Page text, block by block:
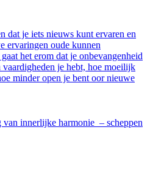
dat je iets nieuws kunt ervaren en
ervaringen oude kunnen
het erom dat je onbevangenheid
je hebt, hoe moeilijk
minder open je bent oor nieuwe